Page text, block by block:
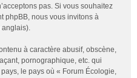
pas. Si vous souhaitez
phpBB, nous vous invitons à
à caractère abusif, obscène,
pornographique, etc. qui
le pays où « Forum Écologie,